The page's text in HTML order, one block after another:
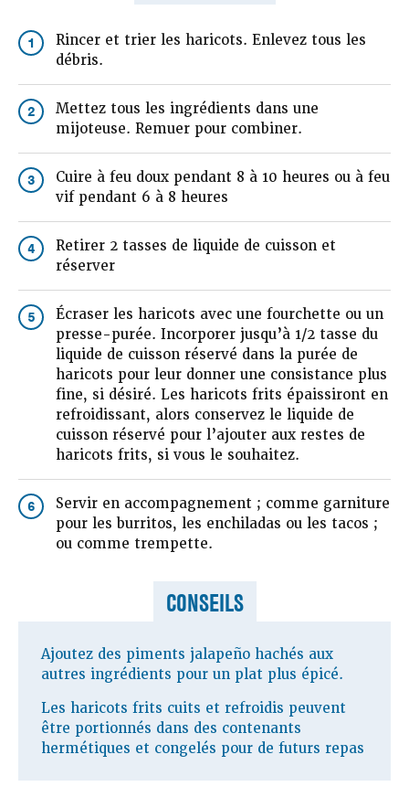
1
Rincer et trier les haricots. Enlevez tous les
débris.
2
Mettez tous les ingrédients dans une
mijoteuse. Remuer pour combiner.
3
Cuire à feu doux pendant 8 à 10 heures ou à feu
vif pendant 6 à 8 heures
4
Retirer 2 tasses de liquide de cuisson et
réserver
5
Écraser les haricots avec une fourchette ou un
presse-purée. Incorporer jusqu’à 1/2 tasse du
liquide de cuisson réservé dans la purée de
haricots pour leur donner une consistance plus
fine, si désiré. Les haricots frits épaissiront en
refroidissant, alors conservez le liquide de
cuisson réservé pour l’ajouter aux restes de
haricots frits, si vous le souhaitez.
6
Servir en accompagnement ; comme garniture
pour les burritos, les enchiladas ou les tacos ;
ou comme trempette.
CONSEILS
Ajoutez des piments jalapeño hachés aux
autres ingrédients pour un plat plus épicé.
Les haricots frits cuits et refroidis peuvent
être portionnés dans des contenants
hermétiques et congelés pour de futurs repas